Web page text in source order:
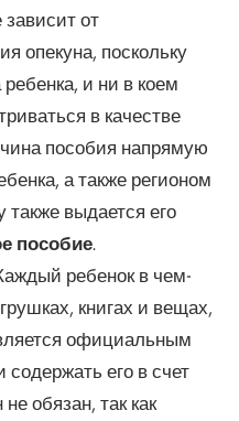
от
опекуна, поскольку
и ни в коем
в качестве
пособия напрямую
а также регионом
также выдается его
пособие.
ребенок в чем-
книгах и вещах,
официальным
его в счет
обязан, так как